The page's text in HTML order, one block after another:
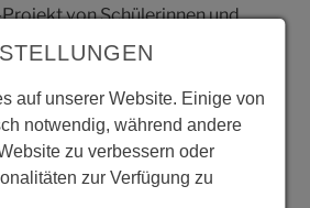
von Schülerinnen und
wird ab dem 25. November
ein Image-Film über Copceac
soll. „Dieses Video soll dann
auf eine mögliche
Jahren machen, wenn
wieder möglich sein wird“, so
Thomas Ververs.
auf unserer Website. Einige von
notwendig, während andere
zu verbessern oder
zur Verfügung zu